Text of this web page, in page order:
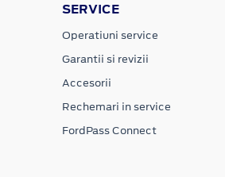
SERVICE
Operatiuni service
Garantii si revizii
Accesorii
Rechemari in service
FordPass Connect